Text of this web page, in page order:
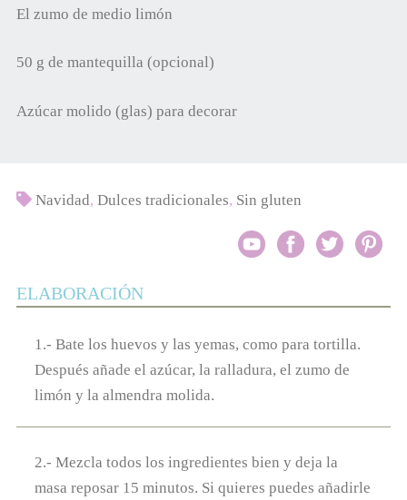
El zumo de medio limón
50 g de mantequilla (opcional)
Azúcar molido (glas) para decorar
Navidad, Dulces tradicionales, Sin gluten
ELABORACIÓN
1.- Bate los huevos y las yemas, como para tortilla.
Después añade el azúcar, la ralladura, el zumo de
limón y la almendra molida.
2.- Mezcla todos los ingredientes bien y deja la
masa reposar 15 minutos. Si quieres puedes añadirle